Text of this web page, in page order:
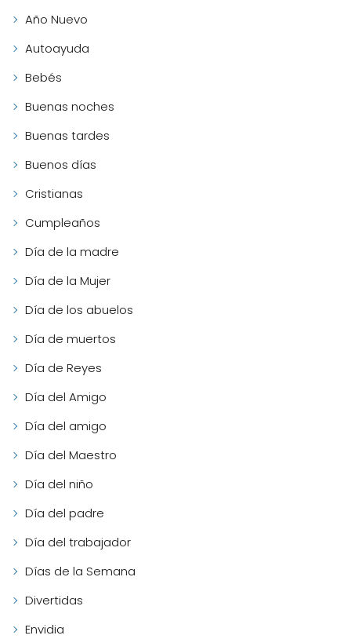
Año Nuevo
Autoayuda
Bebés
Buenas noches
Buenas tardes
Buenos días
Cristianas
Cumpleaños
Día de la madre
Día de la Mujer
Día de los abuelos
Día de muertos
Día de Reyes
Día del Amigo
Día del amigo
Día del Maestro
Día del niño
Día del padre
Día del trabajador
Días de la Semana
Divertidas
Envidia